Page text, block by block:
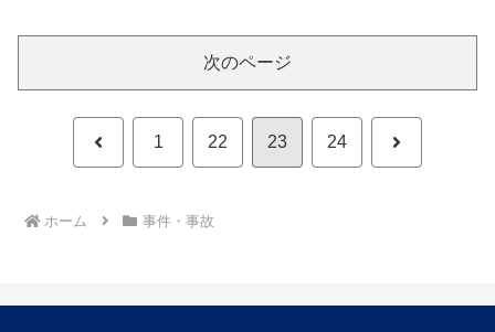
次のページ
前 1 22 23 24 次
ホーム 事件・事故